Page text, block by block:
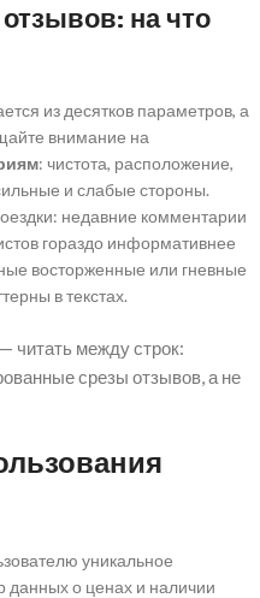
на что
из десятков параметров, а
внимание на
: чистота, расположение,
и слабые стороны.
недавние комментарии
гораздо информативнее
восторженные или гневные
в текстах.
читать между строк:
срезы отзывов, а не
уникальное
о ценах и наличии